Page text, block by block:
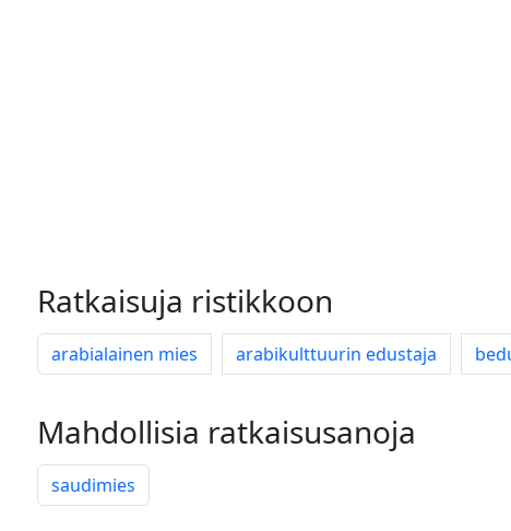
Ratkaisuja ristikkoon
arabialainen mies arabikulttuurin edustaja
Mahdollisia ratkaisusanoja
saudimies